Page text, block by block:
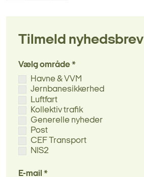
Tilmeld nyhedsbrev
Vælg område *
Havne & VVM
Jernbanesikkerhed
Luftfart
Kollektiv trafik
Generelle nyheder
Post
CEF Transport
NIS2
E-mail *